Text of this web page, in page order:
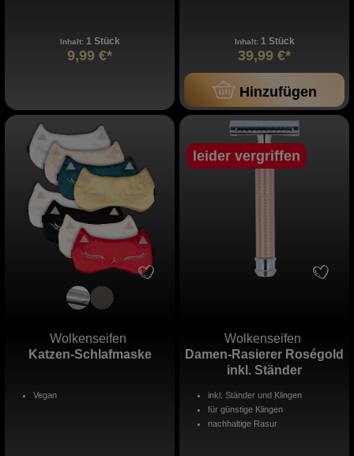
Inhalt: 1 Stück
9,99 €*
Inhalt: 1 Stück
39,99 €*
Hinzufügen
Wolkenseifen
Katzen-Schlafmaske
Vegan
leider vergriffen
Wolkenseifen
Damen-Rasierer Roségold
inkl. Ständer
inkl. Ständer und Klingen
für günstige Klingen
nachhaltige Rasur